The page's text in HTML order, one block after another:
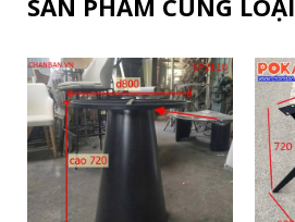
SẢN PHẨM CÙNG LOẠI